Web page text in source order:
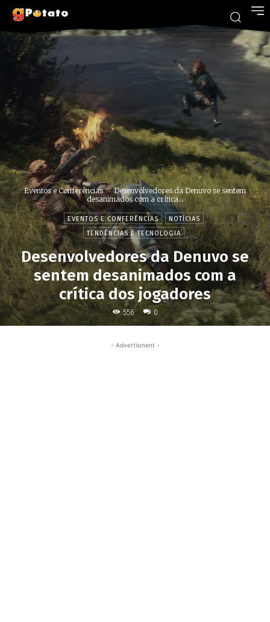
Eventos e Conferências
Desenvolvedores da Denuvo se sentem
desanimados com a crítica...
EVENTOS E CONFERÊNCIAS
NOTÍCIAS
TENDÊNCIAS E TECNOLOGIA
Desenvolvedores da Denuvo se
sentem desanimados com a
crítica dos jogadores
556 0
- Advertisment -